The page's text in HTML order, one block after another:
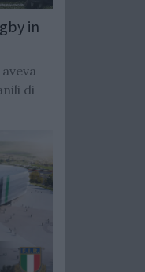
in
di